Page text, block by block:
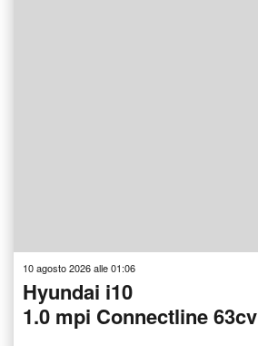
10 agosto 2026 alle 01:06
Hyundai i10
1.0 mpi Connectline 63cv